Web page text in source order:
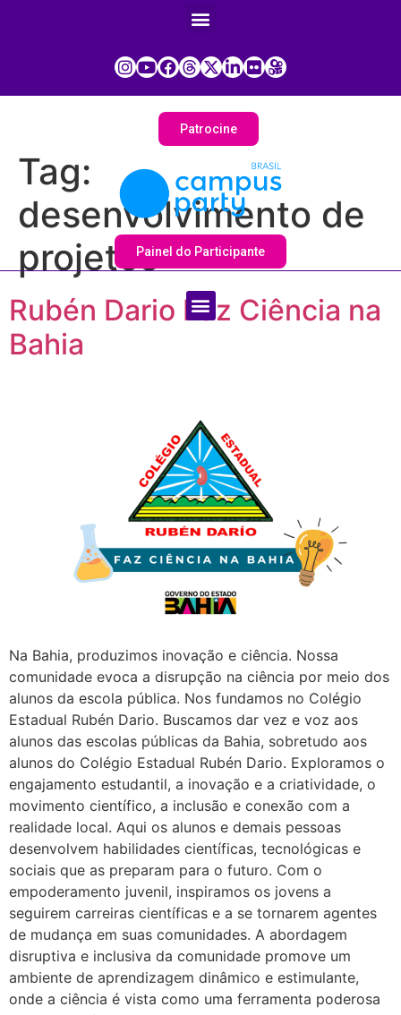
Patrocine
Painel do Participante
Tag:
desenvolvimento de
projetos
Rubén Dario Faz Ciência na
Bahia
Na Bahia, produzimos inovação e ciência. Nossa
comunidade evoca a disrupção na ciência por meio dos
alunos da escola pública. Nos fundamos no Colégio
Estadual Rubén Dario. Buscamos dar vez e voz aos
alunos das escolas públicas da Bahia, sobretudo aos
alunos do Colégio Estadual Rubén Dario. Exploramos o
engajamento estudantil, a inovação e a criatividade, o
movimento científico, a inclusão e conexão com a
realidade local. Aqui os alunos e demais pessoas
desenvolvem habilidades científicas, tecnológicas e
sociais que as preparam para o futuro. Com o
empoderamento juvenil, inspiramos os jovens a
seguirem carreiras científicas e a se tornarem agentes
de mudança em suas comunidades. A abordagem
disruptiva e inclusiva da comunidade promove um
ambiente de aprendizagem dinâmico e estimulante,
onde a ciência é vista como uma ferramenta poderosa